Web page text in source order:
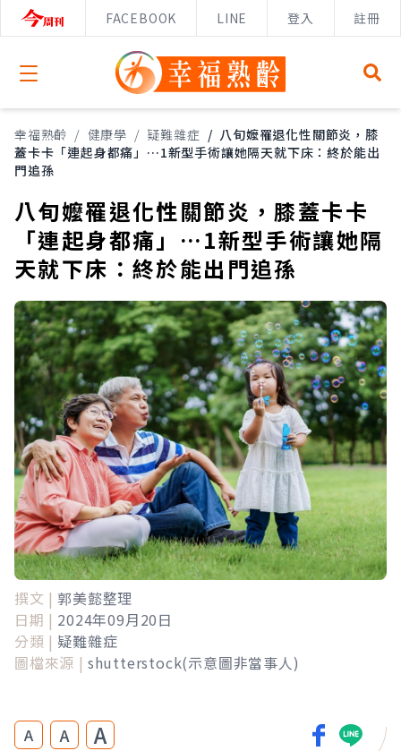
FACEBOOK LINE 登入 註冊
Open menu
幸福熟齡 / 健康學 / 疑難雜症 / 八旬嬤罹退化性關節炎，膝
蓋卡卡「連起身都痛」…1新型手術讓她隔天就下床：終於能出
門追孫
八旬嬤罹退化性關節炎，膝蓋卡卡
「連起身都痛」…1新型手術讓她隔
天就下床：終於能出門追孫
撰文 | 郭美懿整理
日期 | 2024年09月20日
分類 | 疑難雜症
圖檔來源 | shutterstock(示意圖非當事人)
A A A